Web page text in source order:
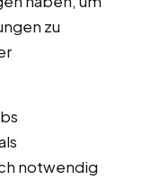
zu
notwendig